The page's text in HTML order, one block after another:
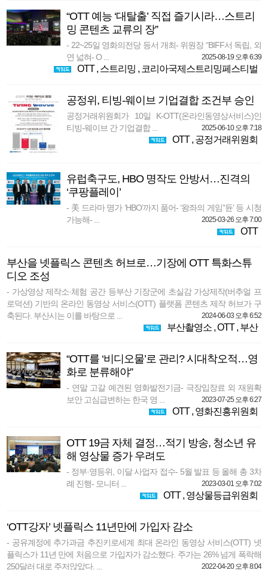
“OTT 예능 ‘대탈출’ 직접 즐기시라…스트리
밍 콘텐츠 교류의 장”
- 22~25일 영화의전당 등서 개최- 위원장 “BIFF서 독립, 외
연 넓혀- O ...
2025-08-19 오후 6:39
OTT, 스트리밍 , 코리아국제스트리밍페스티벌
공정위, 티빙-웨이브 기업결합 조건부 승인
공정거래위원회가 10일 K-OTT(온라인동영상서비스)인
티빙-웨이브 간 기업결합 ...
2025-06-10 오후 7:18
OTT, 공정거래위원회
유럽축구도, HBO 명작도 안방서…진격의
‘쿠팡플레이’
- 美 드라마 명가 ‘HBO’까지 품어- ‘왕좌의 게임’‘듄’ 등 시청
가능해- ...
2025-03-26 오후 7:00
OTT
부산을 넷플릭스 콘텐츠 허브로…기장에 OTT 특화스튜
디오 조성
- 가상영상 제작소·체험 공간 등부산 기장군에 초실감 가상제작(버추얼 프
로덕션) 기반의 온라인 동영상 서비스(OTT) 플랫폼 콘텐츠 제작 허브가 구
축된다. 부산시는 이를 바탕으로 ...
2024-06-03 오후 6:52
부산촬영소,OTT, 부산
“OTT를 ‘비디오물’로 관리? 시대착오적…영
화로 분류해야”
- 연말 고갈 예견된 영화발전기금- 극장입장료 외 재원확
보안 고심급변하는 한국 영 ...
2023-07-25 오후 6:27
OTT, 영화진흥위원회
OTT 19금 자체 결정…적기 방송, 청소년 유
해 영상물 증가 우려도
- 정부·영등위, 이달 사업자 접수- 5월 발표 등 올해 총 3차
례 진행- 모니터 ...
2023-03-01 오후 7:02
OTT, 영상물등급위원회
‘OTT강자’ 넷플릭스 11년만에 가입자 감소
- 공유계정에 추가과금 추진키로세계 최대 온라인 동영상 서비스(OTT) 넷
플릭스가 11년 만에 처음으로 가입자가 감소했다. 주가는 26% 넘게 폭락해
250달러 대로 주저앉았다. ...
2022-04-20 오후 8:04